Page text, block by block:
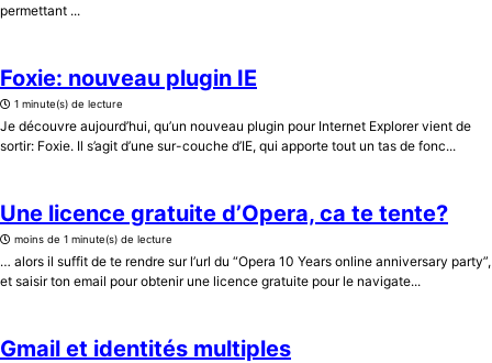
permettant ...
Foxie: nouveau plugin IE
1 minute(s) de lecture
Je découvre aujourd’hui, qu’un nouveau plugin pour Internet Explorer vient de
sortir: Foxie. Il s’agit d’une sur-couche d’IE, qui apporte tout un tas de fonc...
Une licence gratuite d’Opera, ca te tente?
moins de 1 minute(s) de lecture
… alors il suffit de te rendre sur l’url du “Opera 10 Years online anniversary party”,
et saisir ton email pour obtenir une licence gratuite pour le navigate...
Gmail et identités multiples